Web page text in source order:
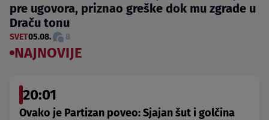
pre ugovora, priznao greške dok mu zgrade u
Draču tonu
SVET05.08. 8
NAJNOVIJE
20:01
Ovako je Partizan poveo: Sjajan šut i golčina